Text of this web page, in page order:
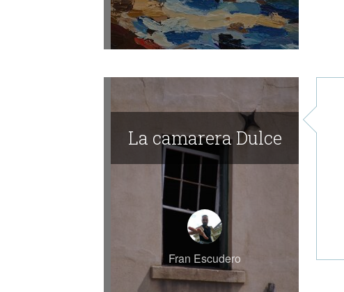
La camarera Dulce
Fran Escudero